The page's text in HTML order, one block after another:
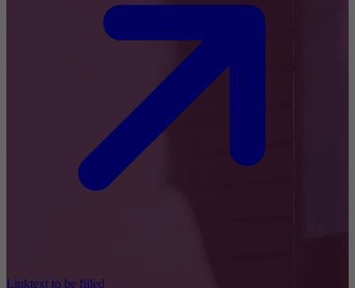
Linktext to be filled